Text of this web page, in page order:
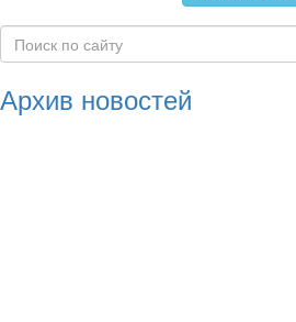
Архив новостей